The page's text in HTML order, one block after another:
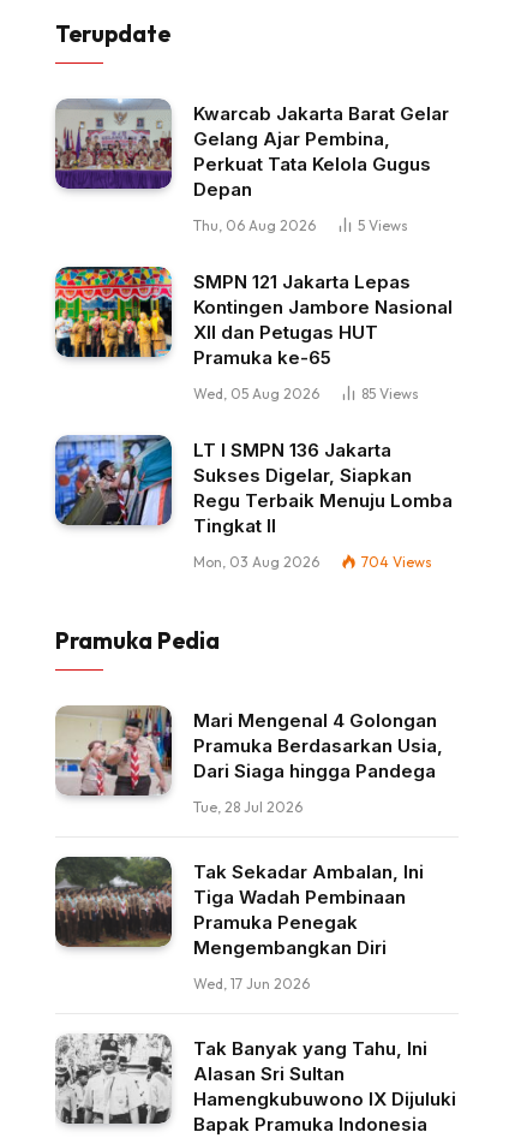
Terupdate
Kwarcab Jakarta Barat Gelar
Gelang Ajar Pembina,
Perkuat Tata Kelola Gugus
Depan
Thu, 06 Aug 2026 5 Views
SMPN 121 Jakarta Lepas
Kontingen Jambore Nasional
XII dan Petugas HUT
Pramuka ke-65
Wed, 05 Aug 2026 85 Views
LT I SMPN 136 Jakarta
Sukses Digelar, Siapkan
Regu Terbaik Menuju Lomba
Tingkat II
Mon, 03 Aug 2026 704 Views
Pramuka Pedia
Mari Mengenal 4 Golongan
Pramuka Berdasarkan Usia,
Dari Siaga hingga Pandega
Tue, 28 Jul 2026
Tak Sekadar Ambalan, Ini
Tiga Wadah Pembinaan
Pramuka Penegak
Mengembangkan Diri
Wed, 17 Jun 2026
Tak Banyak yang Tahu, Ini
Alasan Sri Sultan
Hamengkubuwono IX Dijuluki
Bapak Pramuka Indonesia